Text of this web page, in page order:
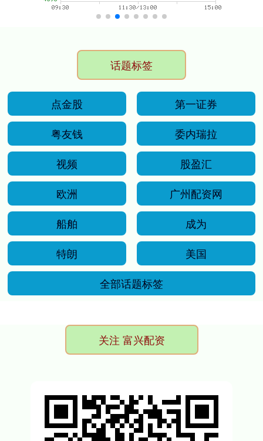
话题标签
点金股
第一证券
粤友钱
委内瑞拉
视频
股盈汇
欧洲
广州配资网
船舶
成为
特朗
美国
全部话题标签
关注 富兴配资